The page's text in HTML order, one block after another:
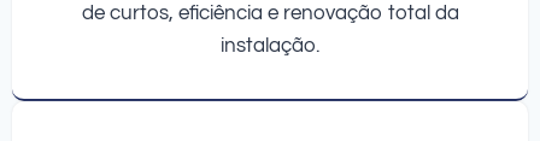
de curtos, eficiência e renovação total da
instalação.